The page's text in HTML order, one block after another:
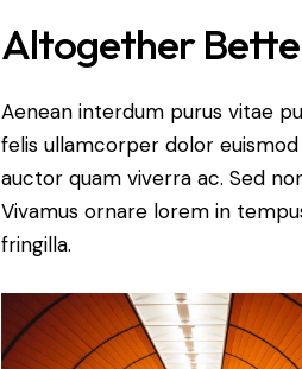
Altogether
Aenean interdum purus vitae
felis ullamcorper dolor
auctor quam viverra ac. Sed
Vivamus ornare lorem in
fringilla.